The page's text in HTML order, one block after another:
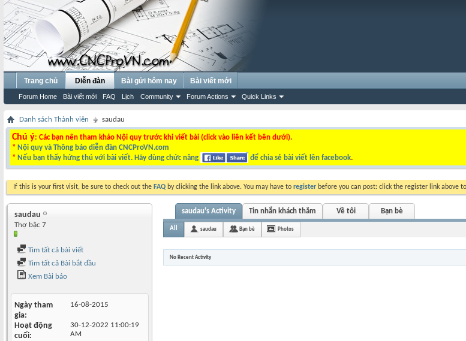
Trang chủ Diễn đàn
Forum Home Bài viết mới FAQ Lịch Community Forum Actions Quick Links
Bài gửi hôm nay Bài viết mới
Danh sách Thành viên saudau
Chú ý: Các bạn nên tham khảo Nội quy trước khi viết bài (click vào liên kết bên dưới).
* Nội quy và Thông báo diễn đàn CNCProVN.com
* Nếu bạn thấy hứng thú với bài viết. Hãy dùng chức năng để chia sẻ bài viết lên facebook.
If this is your first visit, be sure to check out the FAQ by clicking the link above. You may have to register before you can post: click the register link above
saudau
Thợ bậc 7
Tìm tất cả bài viết
Tìm tất cả Bài bắt đầu
Xem Bài báo
Ngày tham
gia
16-08-2015
Hoạt động
cuối
30-12-2022 11:00:19
AM
saudau's Activity Tin nhắn khách thăm Về tôi Bạn bè
All saudau Bạn bè Photos
No Recent Activity